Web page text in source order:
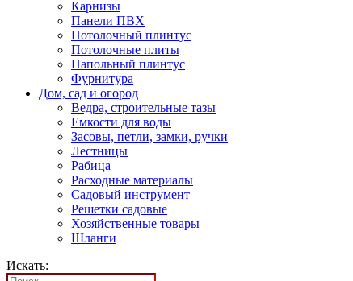
Карнизы
Панели ПВХ
Потолочный плинтус
Потолочные плиты
Напольный плинтус
Фурнитура
Дом, сад и огород
Ведра, строительные тазы
Емкости для воды
Засовы, петли, замки, ручки
Лестницы
Рабица
Расходные материалы
Садовый инструмент
Решетки садовые
Хозяйственные товары
Шланги
Искать: